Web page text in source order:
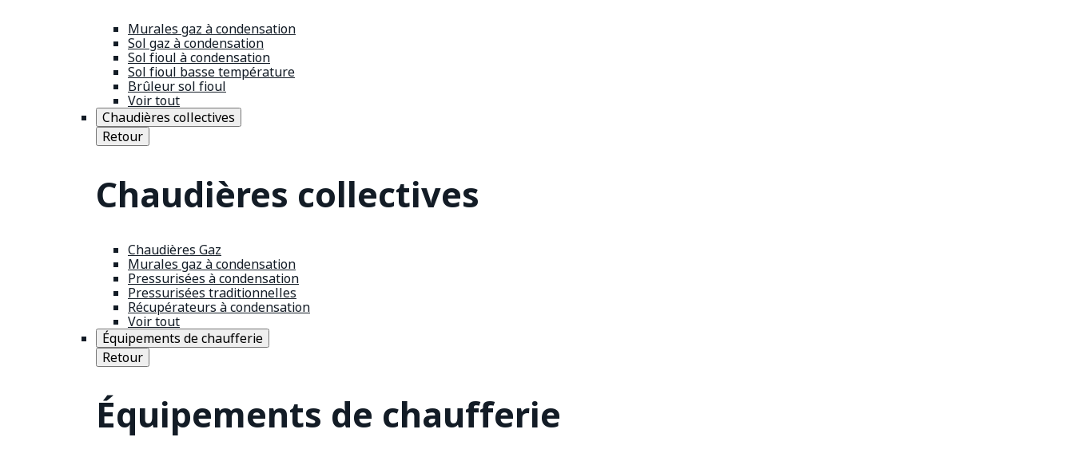
Murales gaz à condensation
Sol gaz à condensation
Sol fioul à condensation
Sol fioul basse température
Brûleur sol fioul
Voir tout
Chaudières collectives
Retour
Chaudières collectives
Chaudières Gaz
Murales gaz à condensation
Pressurisées à condensation
Pressurisées traditionnelles
Récupérateurs à condensation
Voir tout
Équipements de chaufferie
Retour
Équipements de chaufferie